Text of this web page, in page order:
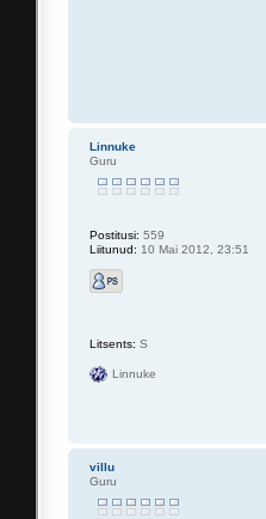
Linnuke
Guru
Postitusi: 559
Liitunud: 10 Mai 2012, 23:51
Litsents: S
Linnuke
villu
Guru